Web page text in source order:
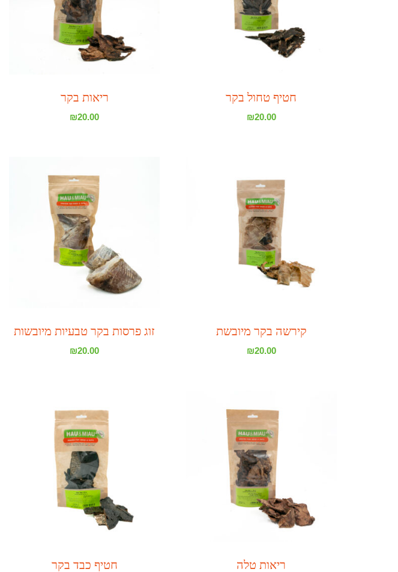
חטיף טחול בקר
₪20.00
ריאות בקר
₪20.00
קירשה בקר מיובשת
₪20.00
זוג פרסות בקר טבעיות מיובשות
₪20.00
ריאות טלה חטיף כבד בקר